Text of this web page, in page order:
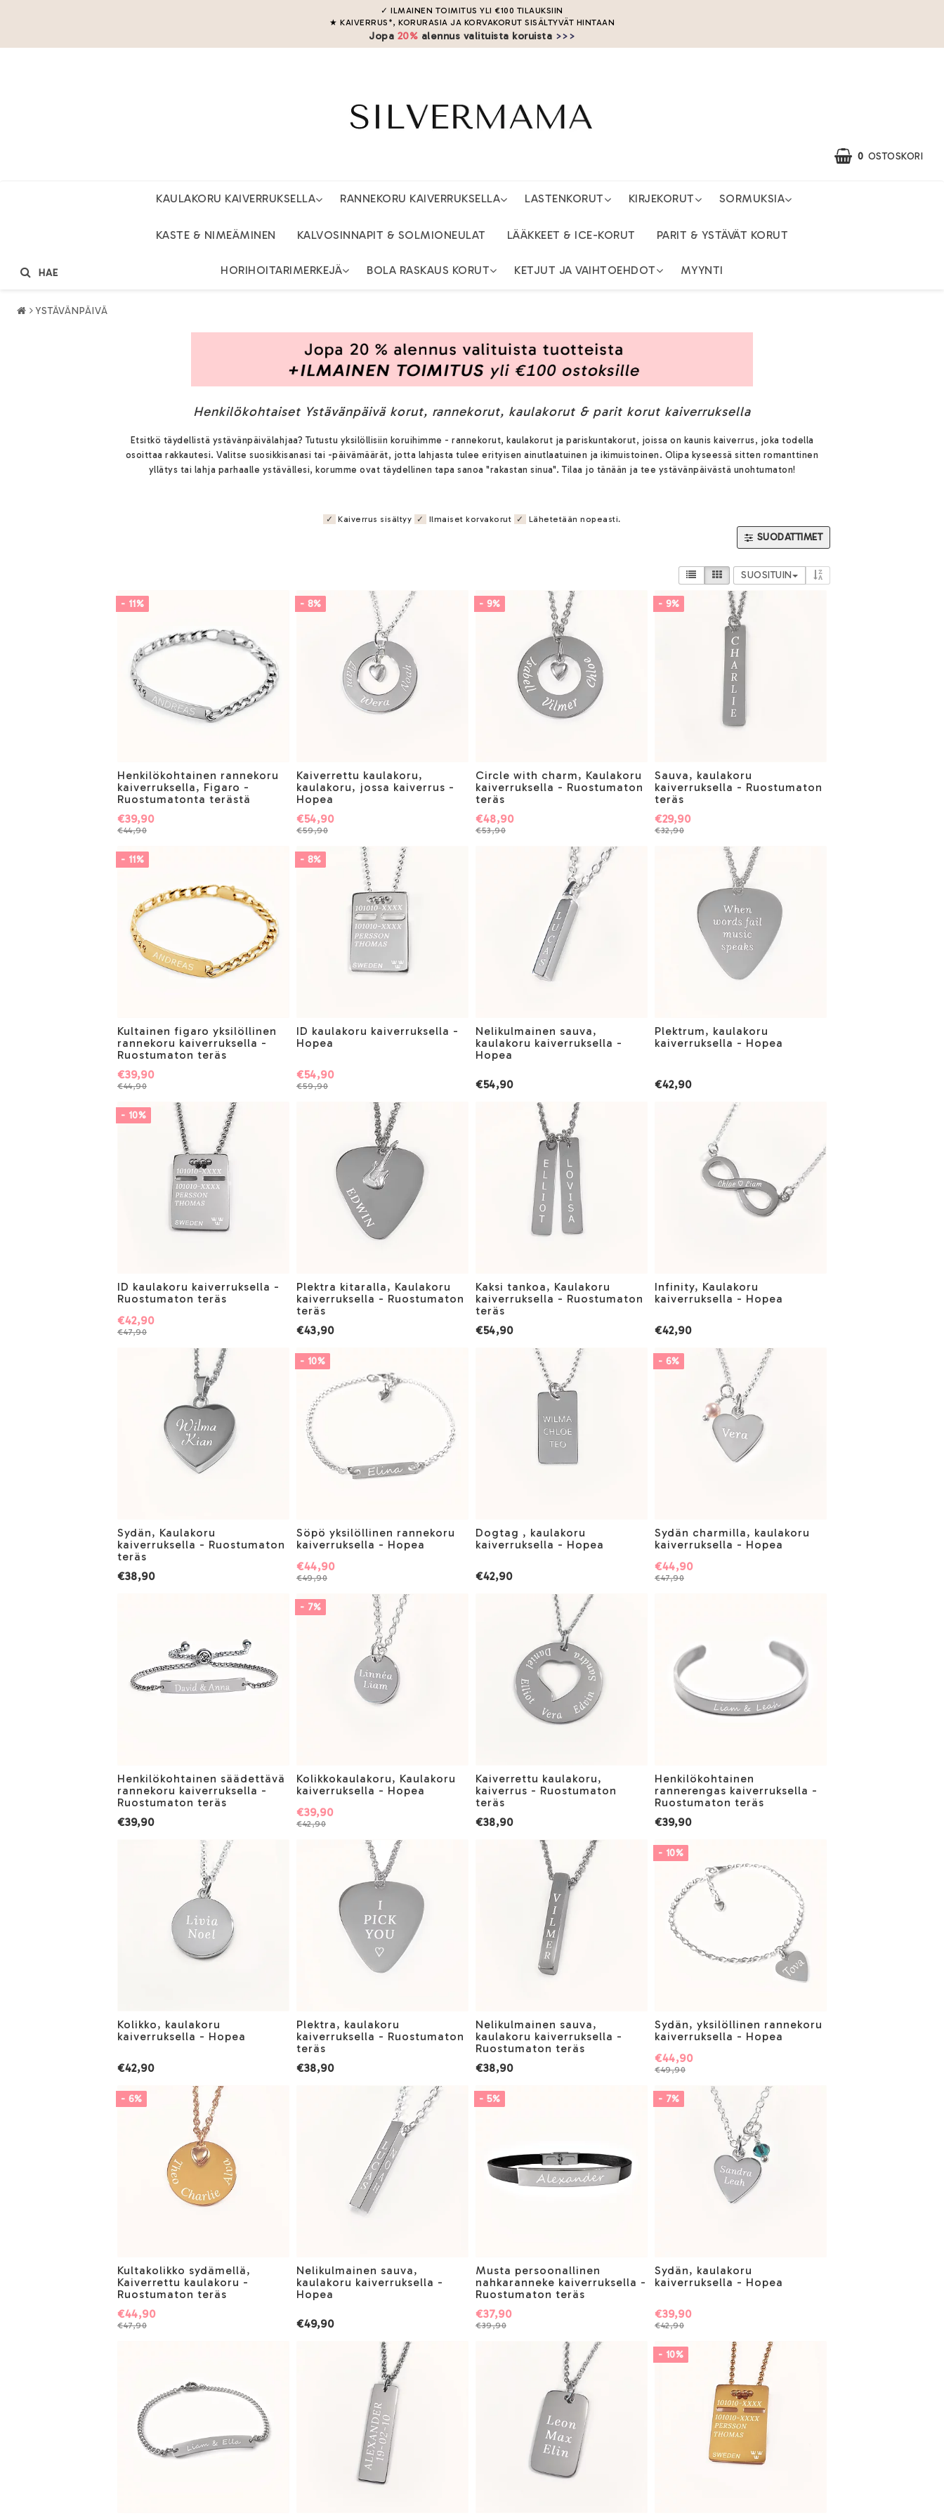
✓ ILMAINEN TOIMITUS YLI €100 TILAUKSIIN
★ KAIVERRUS*, KORURASIA JA KORVAKORUT SISÄLTYVÄT HINTAAN
Jopa 20% alennus valituista koruista >>>
0 OSTOSKORI
KAULAKORU KAIVERRUKSELLA RANNEKORU KAIVERRUKSELLA LASTENKORUT KIRJEKORUT SORMUKSIA
KASTE & NIMEÄMINEN KALVOSINNAPIT & SOLMIONEULAT LÄÄKKEET & ICE-KORUT PARIT & YSTÄVÄT KORUT
HORIHOITARIMERKEJÄ BOLA RASKAUS KORUT KETJUT JA VAIHTOEHDOT MYYNTI
HAE
YSTÄVÄNPÄIVÄ
Henkilökohtaiset Ystävänpäivä korut, rannekorut, kaulakorut & parit korut kaiverruksella
Etsitkö täydellistä ystävänpäivälahjaa? Tutustu yksilöllisiin koruihimme - rannekorut, kaulakorut ja pariskuntakorut, joissa on kaunis kaiverrus, joka todella
osoittaa rakkautesi. Valitse suosikkisanasi tai -päivämäärät, jotta lahjasta tulee erityisen ainutlaatuinen ja ikimuistoinen. Olipa kyseessä sitten romanttinen
yllätys tai lahja parhaalle ystävällesi, korumme ovat täydellinen tapa sanoa "rakastan sinua". Tilaa jo tänään ja tee ystävänpäivästä unohtumaton!
✓ Kaiverrus sisältyy ✓ Ilmaiset korvakorut ✓ Lähetetään nopeasti.
SUODATTIMET
SUOSITUIN
- 11%
Henkilökohtainen rannekoru
kaiverruksella, Figaro -
Ruostumatonta terästä
€44,90
€39,90
- 8%
Kaiverrettu kaulakoru,
kaulakoru, jossa kaiverrus -
Hopea
€59,90
€54,90
- 9%
Circle with charm, Kaulakoru
kaiverruksella - Ruostumaton
teräs
€53,90
€48,90
- 9%
Sauva, kaulakoru
kaiverruksella - Ruostumaton
teräs
€32,90
€29,90
- 11%
Kultainen figaro yksilöllinen
rannekoru kaiverruksella -
Ruostumaton teräs
€44,90
€39,90
- 8%
ID kaulakoru kaiverruksella -
Hopea
€59,90
€54,90
Nelikulmainen sauva,
kaulakoru kaiverruksella -
Hopea
€54,90
Plektrum, kaulakoru
kaiverruksella - Hopea
€42,90
- 10%
ID kaulakoru kaiverruksella -
Ruostumaton teräs
€47,90
€42,90
Plektra kitaralla, Kaulakoru
kaiverruksella - Ruostumaton
teräs
€43,90
Kaksi tankoa, Kaulakoru
kaiverruksella - Ruostumaton
teräs
€54,90
Infinity, Kaulakoru
kaiverruksella - Hopea
€42,90
Sydän, Kaulakoru
kaiverruksella - Ruostumaton
teräs
€38,90
- 10%
Söpö yksilöllinen rannekoru
kaiverruksella - Hopea
€49,90
€44,90
Dogtag , kaulakoru
kaiverruksella - Hopea
€42,90
- 6%
Sydän charmilla, kaulakoru
kaiverruksella - Hopea
€47,90
€44,90
Henkilökohtainen säädettävä
rannekoru kaiverruksella -
Ruostumaton teräs
€39,90
- 7%
Kolikkokaulakoru, Kaulakoru
kaiverruksella - Hopea
€42,90
€39,90
Kaiverrettu kaulakoru,
kaiverrus - Ruostumaton
teräs
€38,90
Henkilökohtainen
rannerengas kaiverruksella -
Ruostumaton teräs
€39,90
Kolikko, kaulakoru
kaiverruksella - Hopea
€42,90
Plektra, kaulakoru
kaiverruksella - Ruostumaton
teräs
€38,90
Nelikulmainen sauva,
kaulakoru kaiverruksella -
Ruostumaton teräs
€38,90
- 10%
Sydän, yksilöllinen rannekoru
kaiverruksella - Hopea
€49,90
€44,90
- 6%
Kultakolikko sydämellä,
Kaiverrettu kaulakoru -
Ruostumaton teräs
€47,90
€44,90
Nelikulmainen sauva,
kaulakoru kaiverruksella -
Hopea
€49,90
- 5%
Musta persoonallinen
nahkaranneke kaiverruksella -
Ruostumaton teräs
€39,90
€37,90
- 7%
Sydän, kaulakoru
kaiverruksella - Hopea
€42,90
€39,90
- 10%